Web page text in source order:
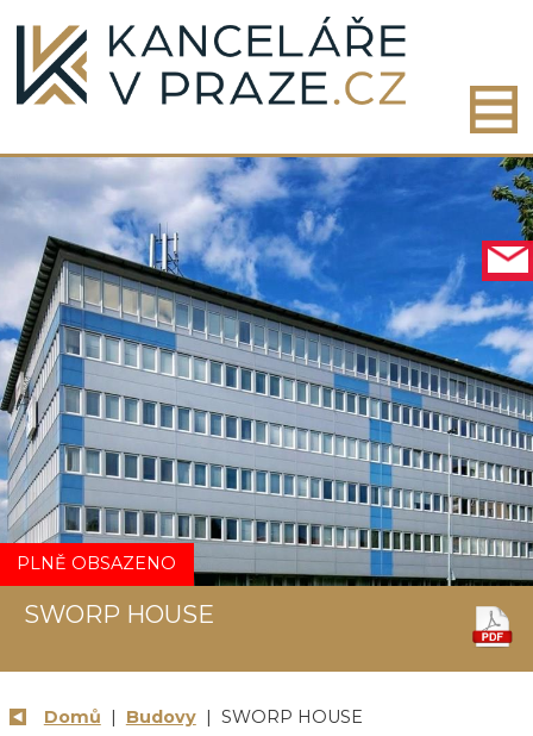
SWORP HOUSE
PLNĚ OBSAZENO
Domů | Budovy| SWORP HOUSE